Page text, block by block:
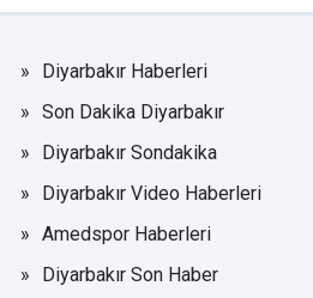
Diyarbakır Haberleri
Son Dakika Diyarbakır
Diyarbakır Sondakika
Diyarbakır Video Haberleri
Amedspor Haberleri
Diyarbakır Son Haber